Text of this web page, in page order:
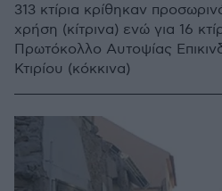
313 κτίρια κρίθηκαν
χρήση (κίτρινα) ενώ για 16
Πρωτόκολλο Αυτοψίας
Κτιρίου (κόκκινα)